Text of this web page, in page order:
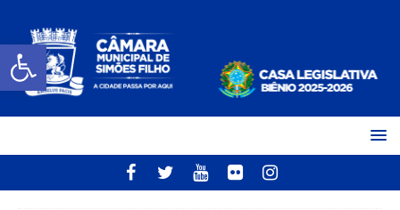
Open toolbar